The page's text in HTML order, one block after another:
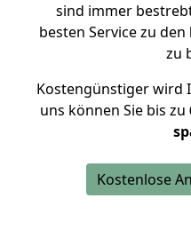
sind immer
besten Service zu den
zu
Kostengünstiger wird
uns können Sie bis zu
Kostenlose